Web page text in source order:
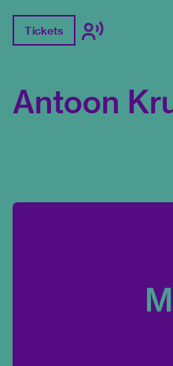
Tickets
Antoon